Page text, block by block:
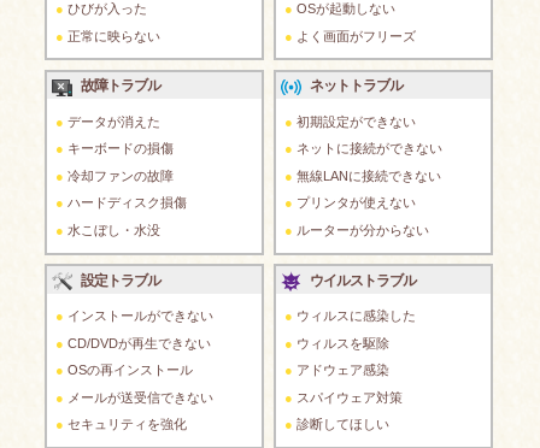
ひびが入った
正常に映らない
OSが起動しない
よく画面がフリーズ
故障トラブル
データが消えた
キーボードの損傷
冷却ファンの故障
ハードディスク損傷
水こぼし・水没
ネットトラブル
初期設定ができない
ネットに接続ができない
無線LANに接続できない
プリンタが使えない
ルーターが分からない
設定トラブル
インストールができない
CD/DVDが再生できない
OSの再インストール
メールが送受信できない
セキュリティを強化
ウイルストラブル
ウィルスに感染した
ウィルスを駆除
アドウェア感染
スパイウェア対策
診断してほしい